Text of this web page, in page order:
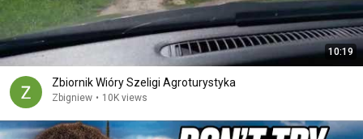
10:19
Zbiornik Wióry Szeligi Agroturystyka
Zbigniew • 10K views